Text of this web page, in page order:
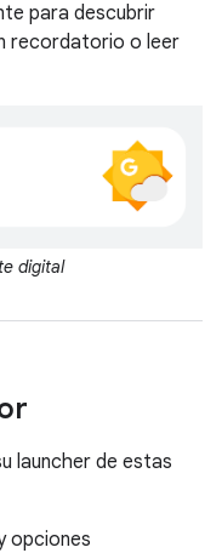
para descubrir
recordatorio o leer
digital
launcher de estas
opciones